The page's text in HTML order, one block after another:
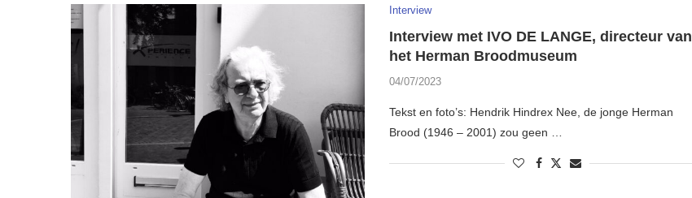
Interview
Interview met IVO DE LANGE, directeur van
het Herman Broodmuseum
04/07/2023
Tekst en foto’s: Hendrik Hindrex Nee, de jonge Herman
Brood (1946 – 2001) zou geen …